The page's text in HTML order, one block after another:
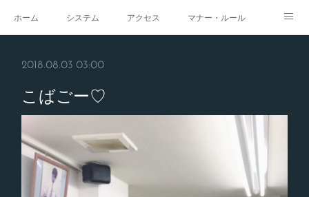
ホーム システム アクセス マナー・ルール
2018.08.03 03:00
こばごー♡